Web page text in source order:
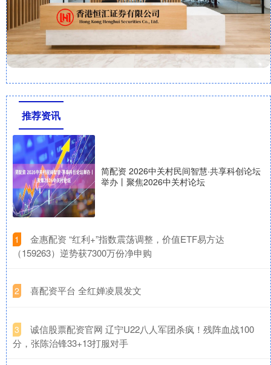
推荐资讯
简配资 2026中关村民间智慧·共享科创论坛
举办丨聚焦2026中关村论坛
1
​金惠配资 “红利+”指数震荡调整，价值ETF易方达
（159263）逆势获7300万份净申购
2 ​喜配资平台 全红婵凌晨发文
3
​诚信股票配资官网 辽宁U22八人军团杀疯！残阵血战100
分，张陈治锋33+13打服对手